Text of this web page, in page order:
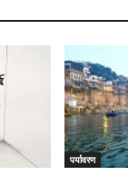
पर्यावरण